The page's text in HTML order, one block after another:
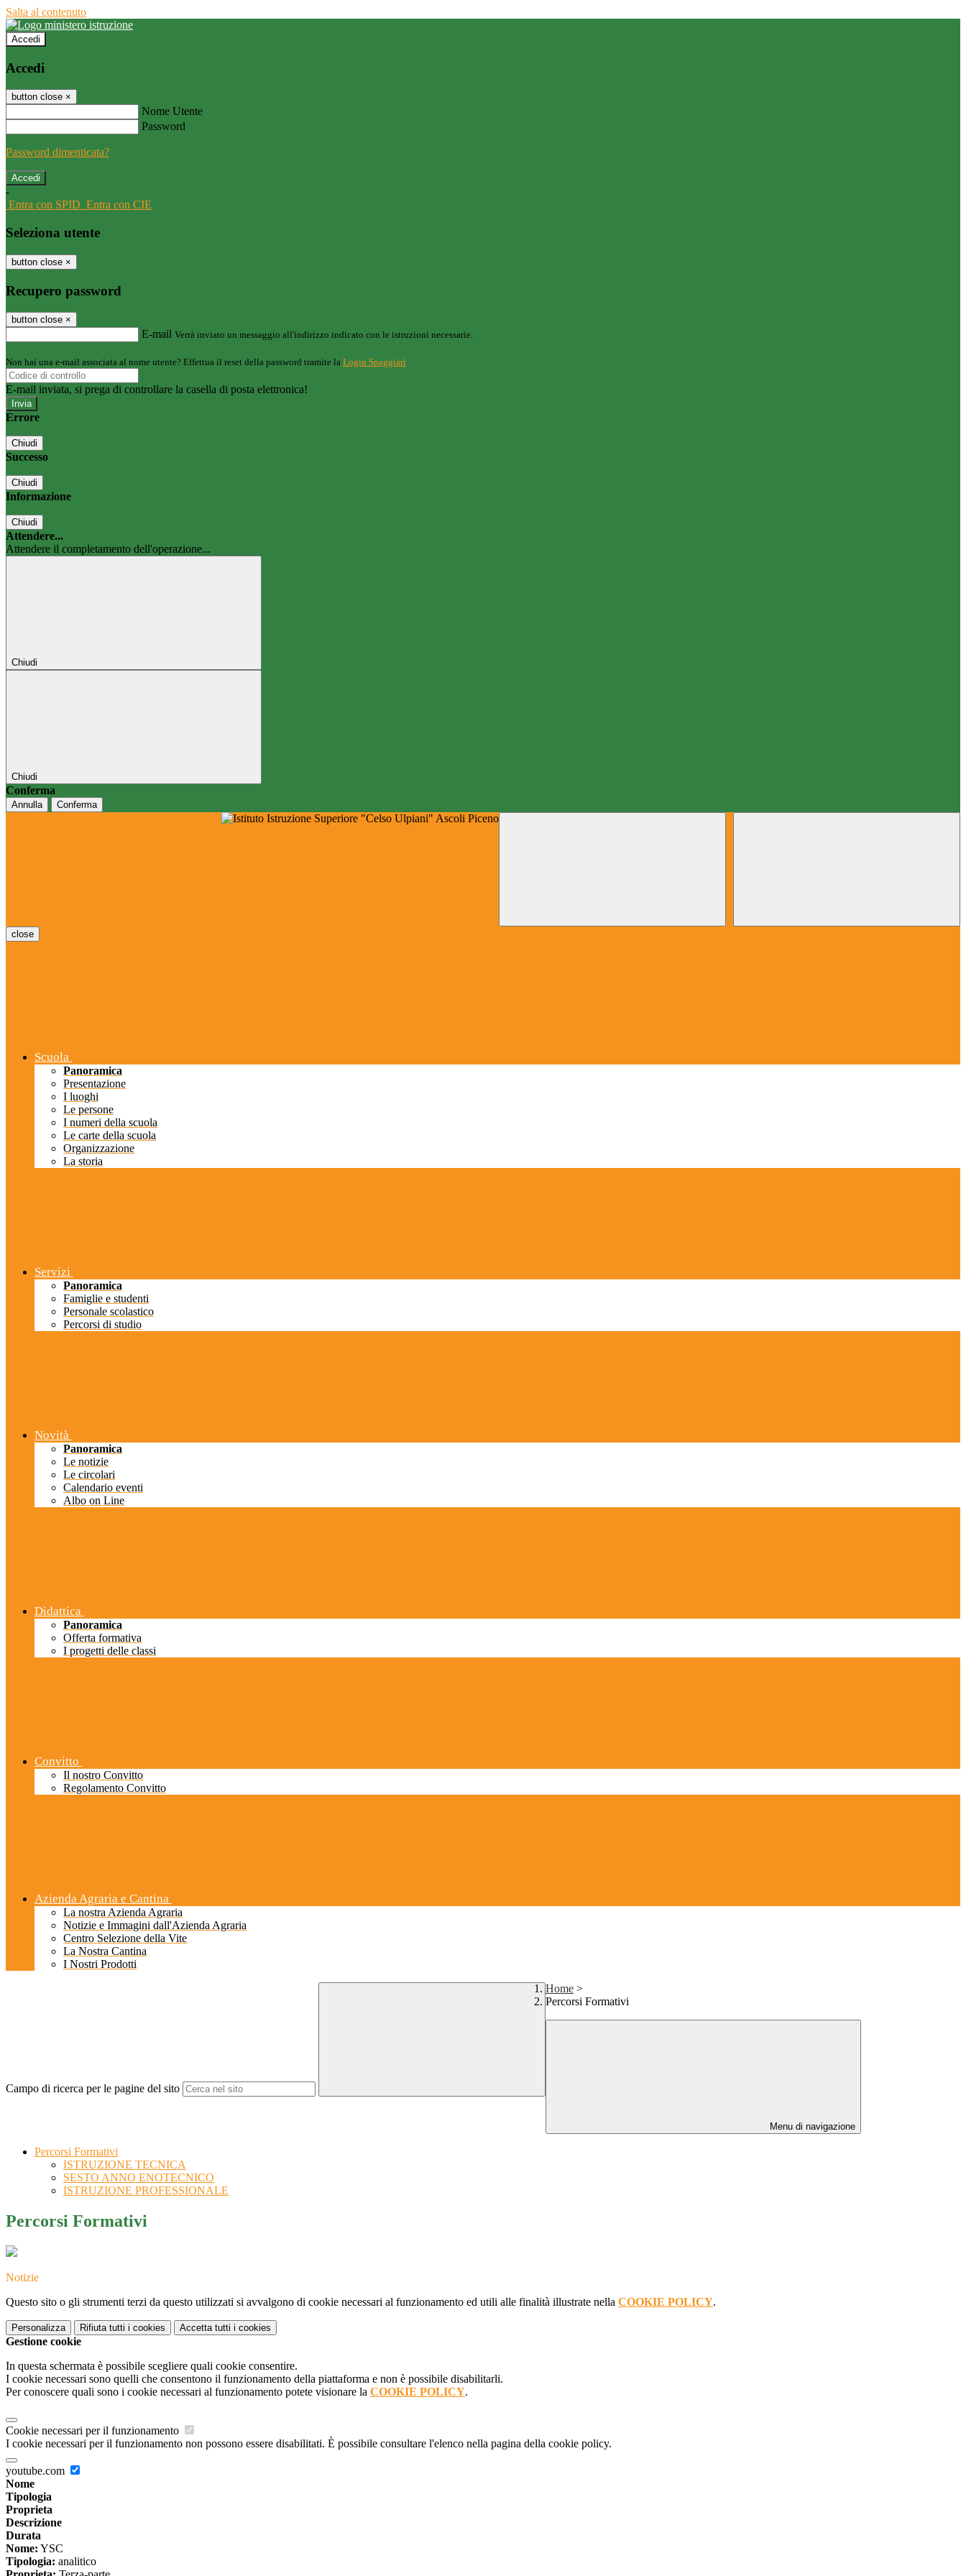
Salta al contenuto
Accedi
Accedi
button close ×
Nome Utente
Password
Password dimenticata?
-
Entra con SPID Entra con CIE
Seleziona utente
button close ×
Recupero password
button close ×
E-mail Verrà inviato un messaggio all'indirizzo indicato con le istruzioni necessarie.
Non hai una e-mail associata al nome utente? Effettua il reset della password tramite la Login Spaggiari
E-mail inviata, si prega di controllare la casella di posta elettronica!
Errore
Chiudi
Successo
Chiudi
Informazione
Chiudi
Attendere...
Attendere il completamento dell'operazione...
Chiudi
Chiudi
Conferma
Annulla Conferma
close
Scuola
Panoramica
Presentazione
I luoghi
Le persone
I numeri della scuola
Le carte della scuola
Organizzazione
La storia
Servizi
Panoramica
Famiglie e studenti
Personale scolastico
Percorsi di studio
Novità
Panoramica
Le notizie
Le circolari
Calendario eventi
Albo on Line
Didattica
Panoramica
Offerta formativa
I progetti delle classi
Convitto
Il nostro Convitto
Regolamento Convitto
Azienda Agraria e Cantina
La nostra Azienda Agraria
Notizie e Immagini dall'Azienda Agraria
Centro Selezione della Vite
La Nostra Cantina
I Nostri Prodotti
Campo di ricerca per le pagine del sito
Home >
Percorsi Formativi
Menu di navigazione
Percorsi Formativi
ISTRUZIONE TECNICA
SESTO ANNO ENOTECNICO
ISTRUZIONE PROFESSIONALE
Percorsi Formativi
Notizie
Questo sito o gli strumenti terzi da questo utilizzati si avvalgono di cookie necessari al funzionamento ed utili alle finalità illustrate nella COOKIE POLICY.
Personalizza Rifiuta tutti i cookies Accetta tutti i cookies
Gestione cookie
In questa schermata è possibile scegliere quali cookie consentire.
I cookie necessari sono quelli che consentono il funzionamento della piattaforma e non è possibile disabilitarli.
Per conoscere quali sono i cookie necessari al funzionamento potete visionare la COOKIE POLICY.
Cookie necessari per il funzionamento
I cookie necessari per il funzionamento non possono essere disabilitati. È possibile consultare l'elenco nella pagina della cookie policy.
youtube.com
Nome
Tipologia
Proprieta
Descrizione
Durata
Nome: YSC
Tipologia: analitico